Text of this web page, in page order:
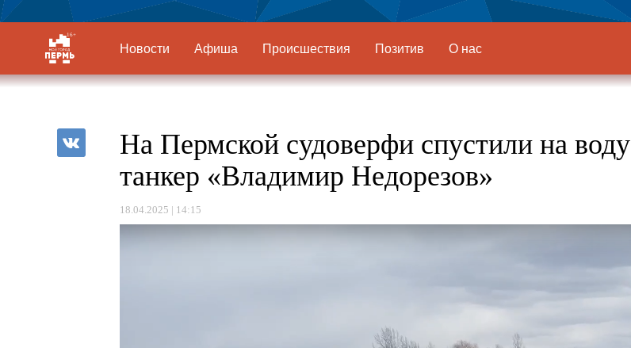
Новости Афиша Происшествия Позитив О нас
На Пермской судоверфи спустили на воду
танкер «Владимир Недорезов»
18.04.2025 | 14:15